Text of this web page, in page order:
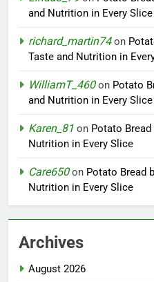
and Nutrition in Every Slice
richard_martin74on
Taste and Nutrition in
WilliamT_460on Potato
and Nutrition in Every Slice
Karen_81 on Potato
Nutrition in Every Slice
Care650on Potato Bread
Nutrition in Every Slice
Archives
August 2026